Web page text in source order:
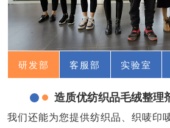
研发部 客服部 实验室
造质优纺织品毛绒整理
我们还能为您提供纺织品、织唛印